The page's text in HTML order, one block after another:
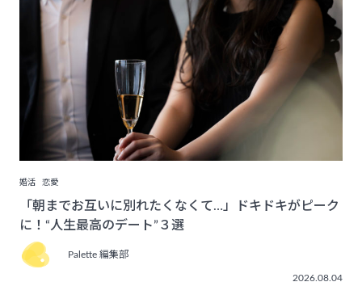
婚活 恋愛
「朝までお互いに別れたくなくて…」ドキドキがピーク
に！“人生最高のデート”３選
Palette 編集部
2026.08.04